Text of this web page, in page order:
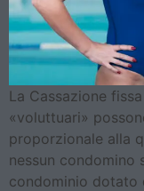
La Cassazione
«voluttuari»
proporzionale alla
nessun condomino
condominio dotato